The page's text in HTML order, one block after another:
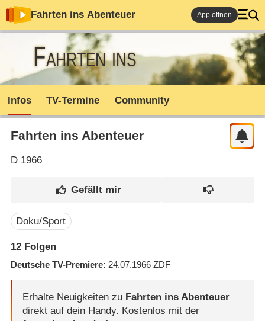
Fahrten ins Abenteuer App öffnen
Fahrten ins
Abenteuer
Infos TV-Termine Community
Fahrten ins Abenteuer
D1966
Doku/Sport
12Folgen
Deutsche TV-Premiere 24.07.1966 ZDF
Erhalte Neuigkeiten zu Fahrten ins Abenteuer
direkt auf dein Handy. Kostenlos mit der